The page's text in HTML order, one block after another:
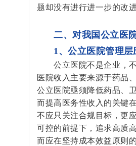
题却没有进行进一步的改
二、对我国公立医
1、公立医院管理
公立医院不是企业，
医院收入主要来源于药品
公立医院亟须降低药品、
而提高医务性收入的关键
不应只关注合规目标，更
可控的前提下，追求高质
而应在坚持成本效益原则